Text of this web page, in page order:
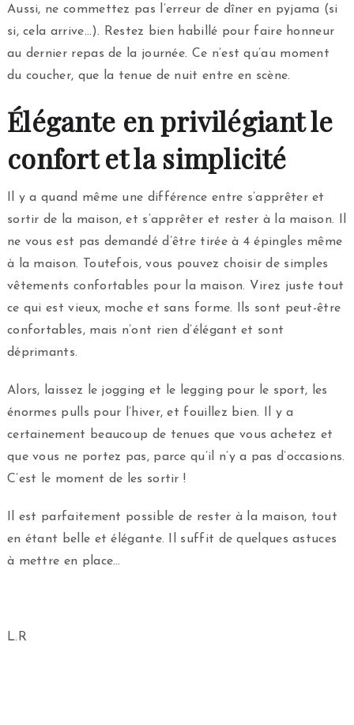
Aussi, ne commettez pas l’erreur de dîner en pyjama (si
si, cela arrive…). Restez bien habillé pour faire honneur
au dernier repas de la journée. Ce n’est qu’au moment
du coucher, que la tenue de nuit entre en scène.
Élégante en privilégiant le
confort et la simplicité
Il y a quand même une différence entre s’apprêter et
sortir de la maison, et s’apprêter et rester à la maison. Il
ne vous est pas demandé d’être tirée à 4 épingles même
à la maison. Toutefois, vous pouvez choisir de simples
vêtements confortables pour la maison. Virez juste tout
ce qui est vieux, moche et sans forme. Ils sont peut-être
confortables, mais n’ont rien d’élégant et sont
déprimants.
Alors, laissez le jogging et le legging pour le sport, les
énormes pulls pour l’hiver, et fouillez bien. Il y a
certainement beaucoup de tenues que vous achetez et
que vous ne portez pas, parce qu’il n’y a pas d’occasions.
C’est le moment de les sortir !
Il est parfaitement possible de rester à la maison, tout
en étant belle et élégante. Il suffit de quelques astuces
à mettre en place…
L.R